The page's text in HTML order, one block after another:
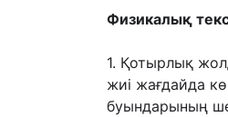
Физикалық
1. Қотырлық
жиі жағдайда
буындарының